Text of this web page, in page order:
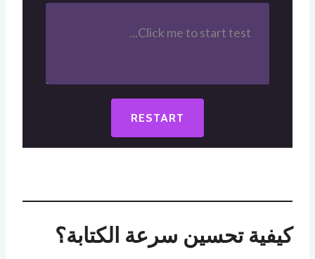
RESTART
كيفية تحسين سرعة الكتابة؟